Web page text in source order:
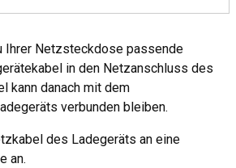
Ihrer Netzsteckdose passende
in den Netzanschluss des
kann danach mit dem
verbunden bleiben.
des Ladegeräts an eine
an.